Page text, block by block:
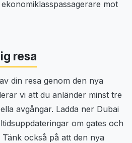
mot
resa
din resa genom den nya
vi att du anländer minst tre
avgångar. Ladda ner Dubai
om gates och
också på att den nya